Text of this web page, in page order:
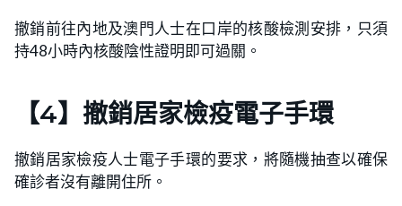
撤銷前往內地及澳門人士在口岸的核酸檢測安排，只須
持48小時內核酸陰性證明即可過關。
【4】撤銷居家檢疫電子手環
撤銷居家檢疫人士電子手環的要求，將隨機抽查以確保
確診者沒有離開住所。